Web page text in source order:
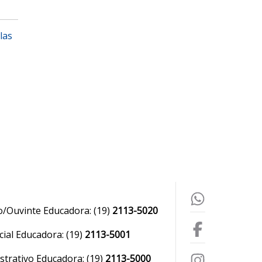
Ouvinte Educadora: (19) 2113-5020
Educadora: (19) 2113-5001
Educadora: (19) 2113-5000